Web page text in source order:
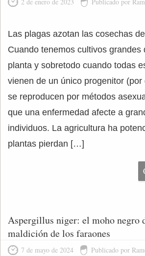
Las plagas azotan las cosechas
Cuando tenemos cultivos grandes
planta y sobretodo cuando todas
vienen de un único progenitor
se reproducen por métodos
que una enfermedad afecte a
individuos. La agricultura ha
plantas pierdan […]
Aspergillus niger: el moho negro
maldición de los faraones
7 de mayo de 2024 Publicado por